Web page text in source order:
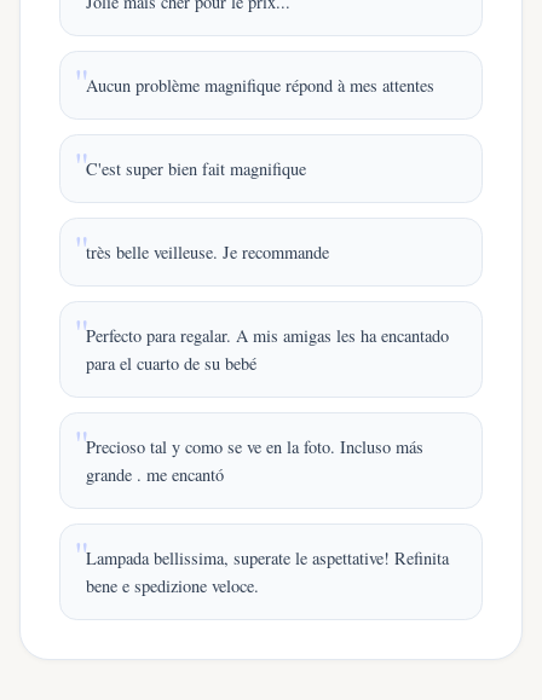
Aucun problème magnifique répond à mes attentes
C'est super bien fait magnifique
très belle veilleuse. Je recommande
Perfecto para regalar. A mis amigas les ha encantado
para el cuarto de su bebé
Precioso tal y como se ve en la foto. Incluso más
grande . me encantó
Lampada bellissima, superate le aspettative! Refinita
bene e spedizione veloce.